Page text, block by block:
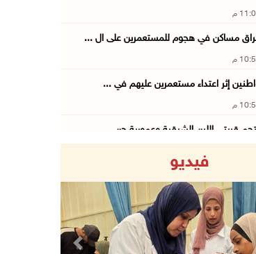
مساكن في هجوم للمستعمرين على ال ...
قريتي اللبن الشرقية وعمورية جن ...
بيت فجار جنوب بيت لحم
فيديو
Previous